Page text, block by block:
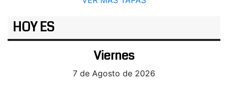
HOY ES
Viernes
7 de Agosto de 2026